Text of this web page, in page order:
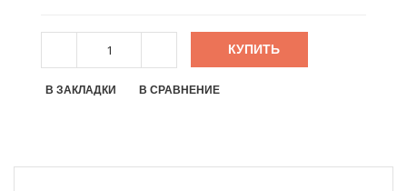
КУПИТЬ
В ЗАКЛАДКИ В СРАВНЕНИЕ